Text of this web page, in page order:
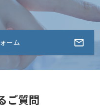
ーム
ご質問